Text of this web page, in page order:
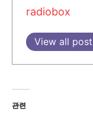
radiobox
View all
관련